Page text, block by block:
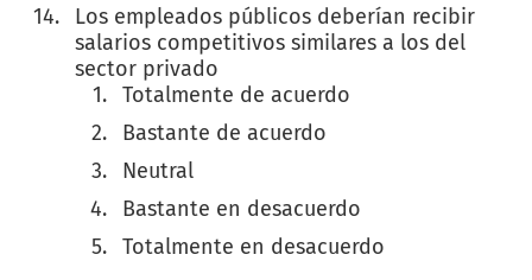
Los empleados públicos deberían recibir
salarios competitivos similares a los del
sector privado
Totalmente de acuerdo
Bastante de acuerdo
Neutral
Bastante en desacuerdo
Totalmente en desacuerdo